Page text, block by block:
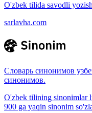
O'zbek tilida savodli
sarlavha.com
Словарь синонимов
синонимов.
O'zbek tilining sinonimlar
900 ga yaqin sinonim